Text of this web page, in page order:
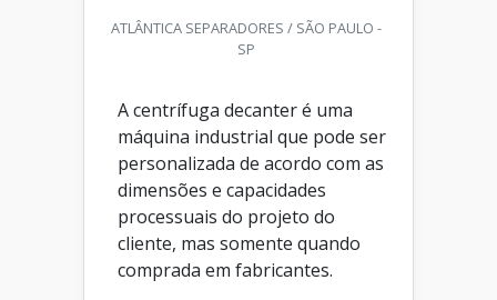
ATLÂNTICA SEPARADORES / SÃO PAULO -
SP
A centrífuga decanter é uma
máquina industrial que pode ser
personalizada de acordo com as
dimensões e capacidades
processuais do projeto do
cliente, mas somente quando
comprada em fabricantes.